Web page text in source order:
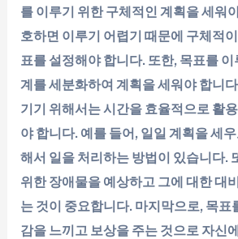
를 이루기 위한 구체적인 계획을 세워
호하면 이루기 어렵기 때문에 구체적
표를 설정해야 합니다. 또한, 목표를
계를 세분화하여 계획을 세워야 합니
기기 위해서는 시간을 효율적으로 활
야 합니다. 예를 들어, 일일 계획을 세
해서 일을 처리하는 방법이 있습니다.
위한 장애물을 예상하고 그에 대한 대
는 것이 중요합니다. 마지막으로, 목표
감을 느끼고 보상을 주는 것으로 자신